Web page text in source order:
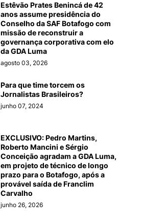
Estêvão Prates Benincá de 42
anos assume presidência do
Conselho da SAF Botafogo com
missão de reconstruir a
governança corporativa com elo
da GDA Luma
agosto 03, 2026
Para que time torcem os
Jornalistas Brasileiros?
junho 07, 2024
EXCLUSIVO: Pedro Martins,
Roberto Mancini e Sérgio
Conceição agradam a GDA Luma,
em projeto de técnico de longo
prazo para o Botafogo, após a
provável saída de Franclim
Carvalho
junho 26, 2026